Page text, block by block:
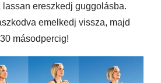
lassan ereszkedj guggolásba.
emelkedj vissza, majd
másodpercig!